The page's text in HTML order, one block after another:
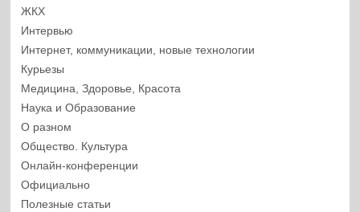
ЖКХ
Интервью
Интернет, коммуникации, новые технологии
Курьезы
Медицина, Здоровье, Красота
Наука и Образование
О разном
Общество. Культура
Онлайн-конференции
Официально
Полезные статьи